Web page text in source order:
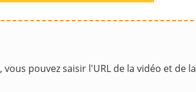
, vous pouvez saisir l'URL de la vidéo et de la